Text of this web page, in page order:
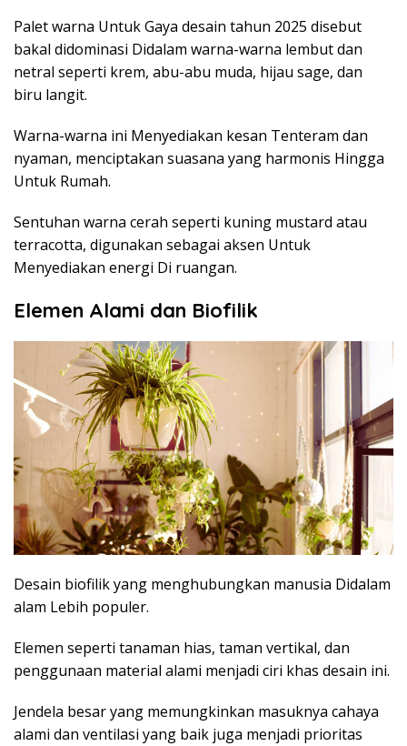
Palet warna Untuk Gaya desain tahun 2025 disebut
bakal didominasi Didalam warna-warna lembut dan
netral seperti krem, abu-abu muda, hijau sage, dan
biru langit.
Warna-warna ini Menyediakan kesan Tenteram dan
nyaman, menciptakan suasana yang harmonis Hingga
Untuk Rumah.
Sentuhan warna cerah seperti kuning mustard atau
terracotta, digunakan sebagai aksen Untuk
Menyediakan energi Di ruangan.
Elemen Alami dan Biofilik
Desain biofilik yang menghubungkan manusia Didalam
alam Lebih populer.
Elemen seperti tanaman hias, taman vertikal, dan
penggunaan material alami menjadi ciri khas desain ini.
Jendela besar yang memungkinkan masuknya cahaya
alami dan ventilasi yang baik juga menjadi prioritas